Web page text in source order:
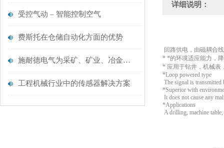
受控气动 – 智能控制空气
费斯托在仓储自动化方面的优势
施耐德电气为采矿、矿业、冶金和水泥行业提供解决方案
工程机械行业中的传感器解决方案
详细说明：
回路供电，由磁耦合
* *的环境适应能力，
* 应用于钻井，机械表
*Loop powered type
The signal is
*Superior with
It does not cause any
*Applications
A drilling, machine